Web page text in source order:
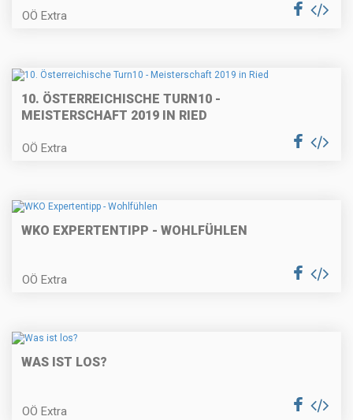
OÖ Extra
10. ÖSTERREICHISCHE TURN10 -
MEISTERSCHAFT 2019 IN RIED
OÖ Extra
WKO EXPERTENTIPP - WOHLFÜHLEN
OÖ Extra
WAS IST LOS?
OÖ Extra